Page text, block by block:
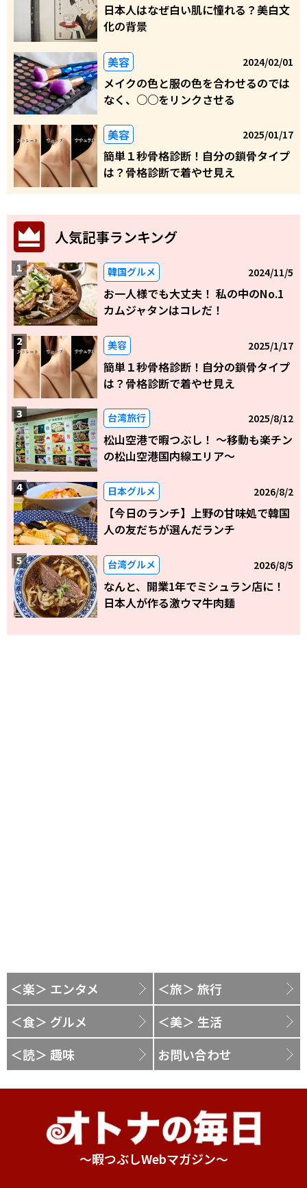
日本人はなぜ白い肌に憧れる？美白文
化の背景
美容 2024/02/01
メイクの色と服の色を合わせるのでは
なく、○○をリンクさせる
美容 2025/01/17
簡単１秒骨格診断！自分の鎖骨タイプ
は？骨格診断で着やせ見え
人気記事ランキング
韓国グルメ 2024/11/5
お一人様でも大丈夫！ 私の中のNo.1
カムジャタンはコレだ！
美容 2025/1/17
簡単１秒骨格診断！自分の鎖骨タイプ
は？骨格診断で着やせ見え
台湾旅行 2025/8/12
松山空港で暇つぶし！ 〜移動も楽チン
の松山空港国内線エリア～
日本グルメ 2026/8/2
【今日のランチ】上野の甘味処で韓国
人の友だちが選んだランチ
台湾グルメ 2026/8/5
なんと、開業1年でミシュラン店に！
日本人が作る激ウマ牛肉麺
＜楽＞ エンタメ
＜旅＞ 旅行
＜食＞ グルメ
＜美＞ 生活
＜読＞ 趣味
お問い合わせ
～暇つぶしWebマガジン～